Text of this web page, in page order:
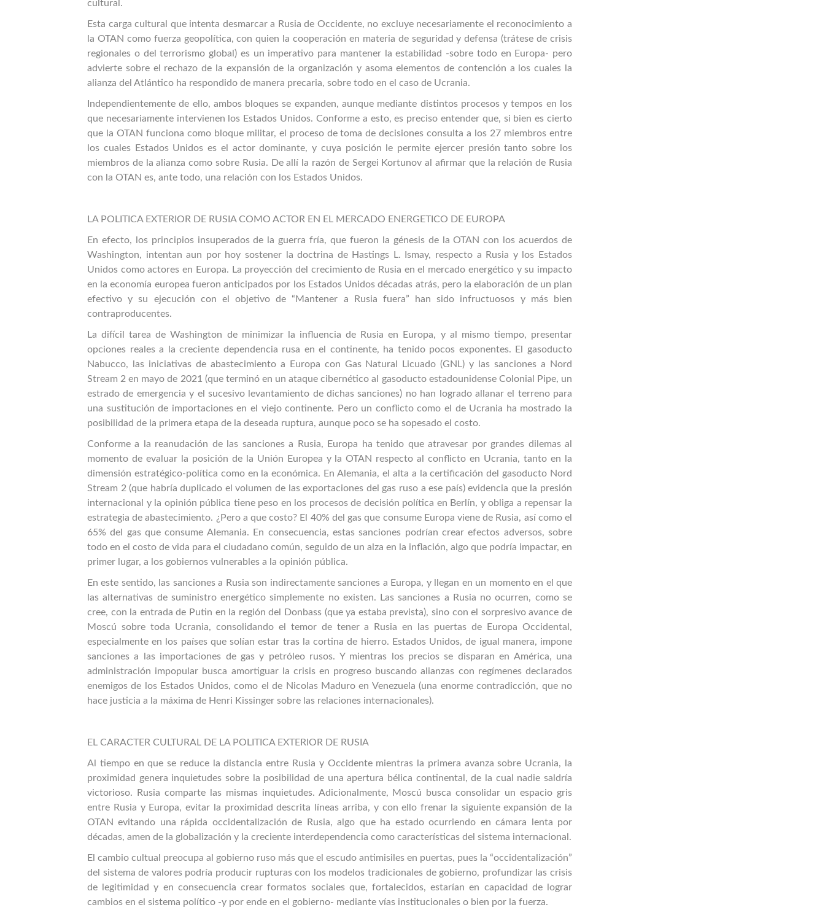
cultural.
Esta carga cultural que intenta desmarcar a Rusia de Occidente, no excluye necesariamente el reconocimiento a
la OTAN como fuerza geopolítica, con quien la cooperación en materia de seguridad y defensa (trátese de crisis
regionales o del terrorismo global) es un imperativo para mantener la estabilidad -sobre todo en Europa- pero
advierte sobre el rechazo de la expansión de la organización y asoma elementos de contención a los cuales la
alianza del Atlántico ha respondido de manera precaria, sobre todo en el caso de Ucrania.
Independientemente de ello, ambos bloques se expanden, aunque mediante distintos procesos y tempos en los
que necesariamente intervienen los Estados Unidos. Conforme a esto, es preciso entender que, si bien es cierto
que la OTAN funciona como bloque militar, el proceso de toma de decisiones consulta a los 27 miembros entre
los cuales Estados Unidos es el actor dominante, y cuya posición le permite ejercer presión tanto sobre los
miembros de la alianza como sobre Rusia. De allí la razón de Sergei Kortunov al afirmar que la relación de Rusia
con la OTAN es, ante todo, una relación con los Estados Unidos.
LA POLITICA EXTERIOR DE RUSIA COMO ACTOR EN EL MERCADO ENERGETICO DE EUROPA
En efecto, los principios insuperados de la guerra fría, que fueron la génesis de la OTAN con los acuerdos de
Washington, intentan aun por hoy sostener la doctrina de Hastings L. Ismay, respecto a Rusia y los Estados
Unidos como actores en Europa. La proyección del crecimiento de Rusia en el mercado energético y su impacto
en la economía europea fueron anticipados por los Estados Unidos décadas atrás, pero la elaboración de un plan
efectivo y su ejecución con el objetivo de “Mantener a Rusia fuera” han sido infructuosos y más bien
contraproducentes.
La difícil tarea de Washington de minimizar la influencia de Rusia en Europa, y al mismo tiempo, presentar
opciones reales a la creciente dependencia rusa en el continente, ha tenido pocos exponentes. El gasoducto
Nabucco, las iniciativas de abastecimiento a Europa con Gas Natural Licuado (GNL) y las sanciones a Nord
Stream 2 en mayo de 2021 (que terminó en un ataque cibernético al gasoducto estadounidense Colonial Pipe, un
estrado de emergencia y el sucesivo levantamiento de dichas sanciones) no han logrado allanar el terreno para
una sustitución de importaciones en el viejo continente. Pero un conflicto como el de Ucrania ha mostrado la
posibilidad de la primera etapa de la deseada ruptura, aunque poco se ha sopesado el costo.
Conforme a la reanudación de las sanciones a Rusia, Europa ha tenido que atravesar por grandes dilemas al
momento de evaluar la posición de la Unión Europea y la OTAN respecto al conflicto en Ucrania, tanto en la
dimensión estratégico-política como en la económica. En Alemania, el alta a la certificación del gasoducto Nord
Stream 2 (que habría duplicado el volumen de las exportaciones del gas ruso a ese país) evidencia que la presión
internacional y la opinión pública tiene peso en los procesos de decisión política en Berlín, y obliga a repensar la
estrategia de abastecimiento. ¿Pero a que costo? El 40% del gas que consume Europa viene de Rusia, así como el
65% del gas que consume Alemania. En consecuencia, estas sanciones podrían crear efectos adversos, sobre
todo en el costo de vida para el ciudadano común, seguido de un alza en la inflación, algo que podría impactar, en
primer lugar, a los gobiernos vulnerables a la opinión pública.
En este sentido, las sanciones a Rusia son indirectamente sanciones a Europa, y llegan en un momento en el que
las alternativas de suministro energético simplemente no existen. Las sanciones a Rusia no ocurren, como se
cree, con la entrada de Putin en la región del Donbass (que ya estaba prevista), sino con el sorpresivo avance de
Moscú sobre toda Ucrania, consolidando el temor de tener a Rusia en las puertas de Europa Occidental,
especialmente en los países que solían estar tras la cortina de hierro. Estados Unidos, de igual manera, impone
sanciones a las importaciones de gas y petróleo rusos. Y mientras los precios se disparan en América, una
administración impopular busca amortiguar la crisis en progreso buscando alianzas con regímenes declarados
enemigos de los Estados Unidos, como el de Nicolas Maduro en Venezuela (una enorme contradicción, que no
hace justicia a la máxima de Henri Kissinger sobre las relaciones internacionales).
EL CARACTER CULTURAL DE LA POLITICA EXTERIOR DE RUSIA
Al tiempo en que se reduce la distancia entre Rusia y Occidente mientras la primera avanza sobre Ucrania, la
proximidad genera inquietudes sobre la posibilidad de una apertura bélica continental, de la cual nadie saldría
victorioso. Rusia comparte las mismas inquietudes. Adicionalmente, Moscú busca consolidar un espacio gris
entre Rusia y Europa, evitar la proximidad descrita líneas arriba, y con ello frenar la siguiente expansión de la
OTAN evitando una rápida occidentalización de Rusia, algo que ha estado ocurriendo en cámara lenta por
décadas, amen de la globalización y la creciente interdependencia como características del sistema internacional.
El cambio cultual preocupa al gobierno ruso más que el escudo antimisiles en puertas, pues la “occidentalización”
del sistema de valores podría producir rupturas con los modelos tradicionales de gobierno, profundizar las crisis
de legitimidad y en consecuencia crear formatos sociales que, fortalecidos, estarían en capacidad de lograr
cambios en el sistema político -y por ende en el gobierno- mediante vías institucionales o bien por la fuerza.